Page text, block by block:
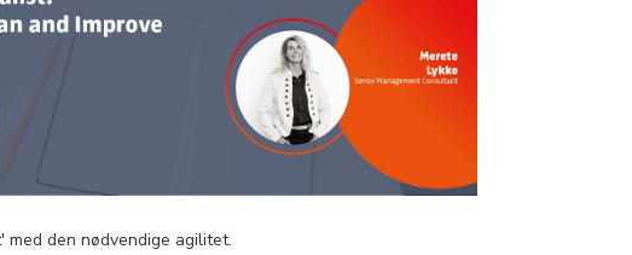
den nødvendige agilitet.